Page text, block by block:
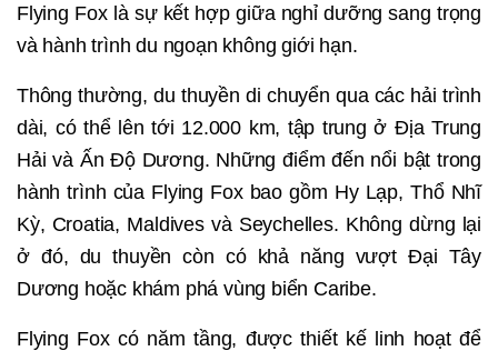
Flying Fox là sự kết hợp giữa nghỉ dưỡng sang trọng
và hành trình du ngoạn không giới hạn.
Thông thường, du thuyền di chuyển qua các hải trình
dài, có thể lên tới 12.000 km, tập trung ở Địa Trung
Hải và Ấn Độ Dương. Những điểm đến nổi bật trong
hành trình của Flying Fox bao gồm Hy Lạp, Thổ Nhĩ
Kỳ, Croatia, Maldives và Seychelles. Không dừng lại
ở đó, du thuyền còn có khả năng vượt Đại Tây
Dương hoặc khám phá vùng biển Caribe.
Flying Fox có năm tầng, được thiết kế linh hoạt để